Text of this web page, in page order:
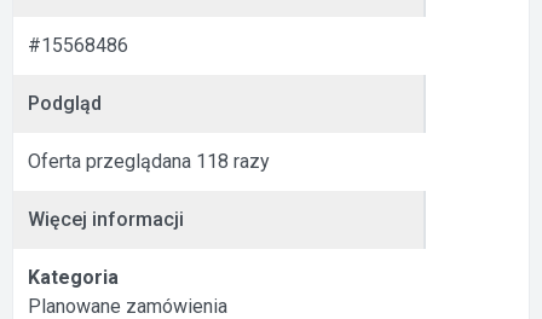
#15568486
Podgląd
Oferta przeglądana 118 razy
Więcej informacji
Kategoria
Planowane zamówienia